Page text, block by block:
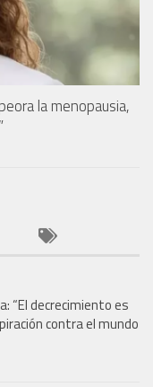
la menopausia,
“El decrecimiento es
contra el mundo